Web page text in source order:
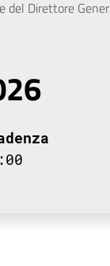
del Direttore